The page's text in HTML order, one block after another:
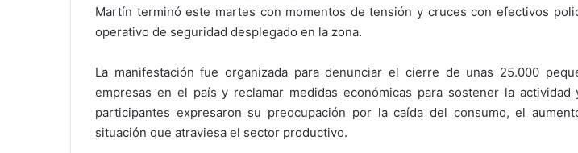
Martín terminó este martes con momentos de tensión y cruces con efectivos
operativo de seguridad desplegado en la zona.
La manifestación fue organizada para denunciar el cierre de unas 25.000
empresas en el país y reclamar medidas económicas para sostener la actividad
participantes expresaron su preocupación por la caída del consumo, el
situación que atraviesa el sector productivo.